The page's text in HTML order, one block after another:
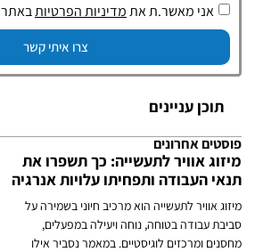
אני מאשר.ת אתמדיניות הפרטיותבאתר
צרו איתי קשר
תוכן עניינים
פוסטים אחרונים
מיזוג אוויר לתעשייה: כך תשפרו את
תנאי העבודה ותפחיתו עלויות אנרגיה
מיזוג אוויר לתעשייה הוא מרכיב חיוני בשמירה על
סביבת עבודה בטוחה, נוחה ויעילה במפעלים,
מחסנים ומרכזים לוגיסטיים. במאמר נסביר אילו